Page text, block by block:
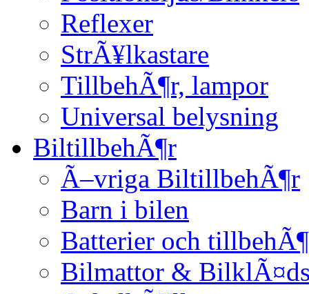
Reflexer
StrÃ¥lkastare
TillbehÃ¶r, lampor
Universal belysning
BiltillbehÃ¶r
Ã–vriga BiltillbehÃ¶r
Barn i bilen
Batterier och
Bilmattor &